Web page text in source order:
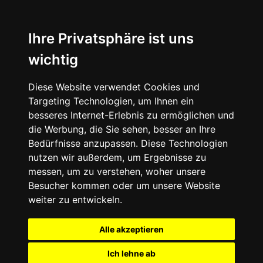
Ihre Privatsphäre ist uns
wichtig
Diese Website verwendet Cookies und
Targeting Technologien, um Ihnen ein
besseres Internet-Erlebnis zu ermöglichen und
die Werbung, die Sie sehen, besser an Ihre
Bedürfnisse anzupassen. Diese Technologien
nutzen wir außerdem, um Ergebnisse zu
messen, um zu verstehen, woher unsere
Besucher kommen oder um unsere Website
weiter zu entwickeln.
Alle akzeptieren
Ich lehne ab